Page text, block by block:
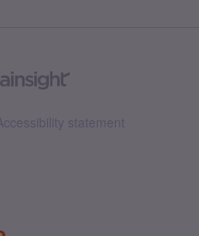
statement